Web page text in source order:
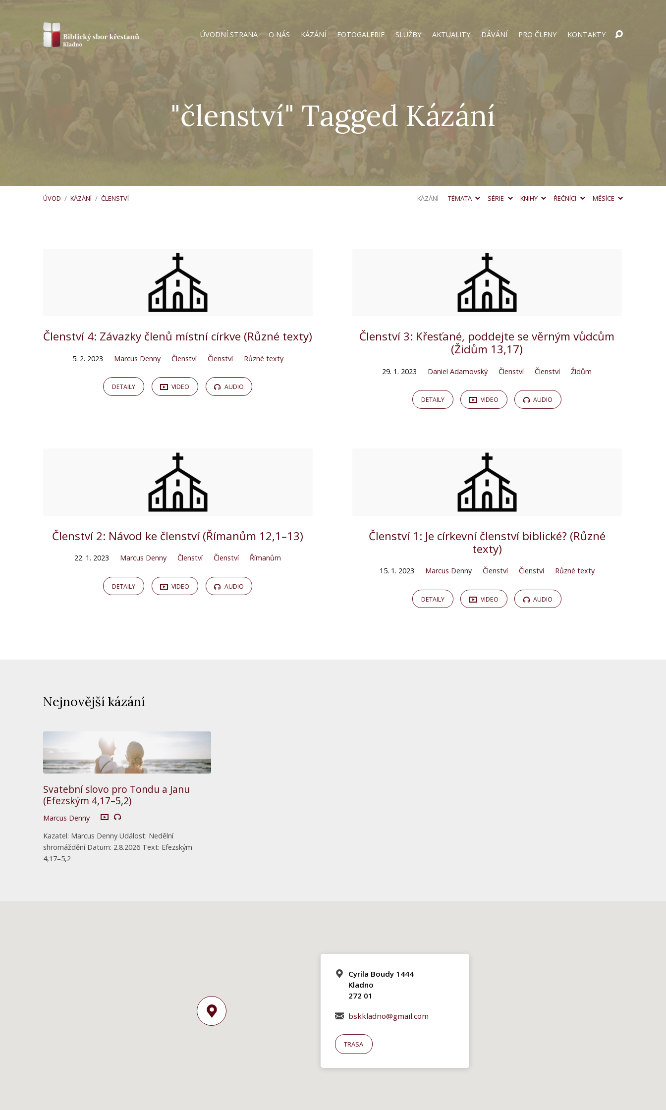
ÚVODNÍ STRANA O NÁS KÁZÁNÍ FOTOGALERIE SLUŽBY AKTUALITY DÁVÁNÍ PRO ČLENY KONTAKTY
"členství" Tagged Kázání
ÚVOD / KÁZÁNÍ / ČLENSTVÍ KÁZÁNÍ TÉMATA SÉRIE KNIHY ŘEČNÍCI MĚSÍCE
Členství 4: Závazky členů místní církve (Různé texty)
5. 2. 2023 Marcus Denny Členství Členství Různé texty
DETAILY VIDEO AUDIO
Členství 3: Křesťané, poddejte se věrným vůdcům
(Židům 13,17)
29. 1. 2023 Daniel Adamovský Členství Členství Židům
DETAILY VIDEO AUDIO
Členství 2: Návod ke členství (Římanům 12,1–13)
22. 1. 2023 Marcus Denny Členství Členství Římanům
DETAILY VIDEO AUDIO
Členství 1: Je církevní členství biblické? (Různé
texty)
15. 1. 2023 Marcus Denny Členství Členství Různé texty
DETAILY VIDEO AUDIO
Nejnovější kázání
Svatební slovo pro Tondu a Janu
(Efezským 4,17–5,2)
Marcus Denny
Kazatel: Marcus Denny Událost: Nedělní
shromáždění Datum: 2.8.2026 Text: Efezským
4,17–5,2
Cyrila Boudy 1444
Kladno
272 01
bskkladno@gmail.com
TRASA